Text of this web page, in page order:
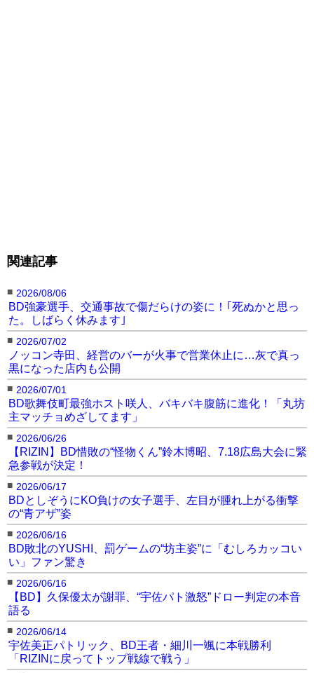
関連記事
■ 2026/08/06
BD強豪選手、交通事故で傷だらけの姿に！｢死ぬかと思っ
た。しばらく休みます｣
■ 2026/07/02
ノッコン寺田、経営のバーが火事で営業休止に…灰で真っ
黒になった店内も公開
■ 2026/07/01
BD歌舞伎町最強ホスト咲人、バキバキ腹筋に進化！「丸坊
主マッチョめざしてます」
■ 2026/06/26
【RIZIN】BD惜敗の“怪物くん”鈴木博昭、7.18広島大会に緊
急参戦が決定！
■ 2026/06/17
BDとしぞうにKO負けの女子選手、左目が腫れ上がる衝撃
の“青アザ”姿
■ 2026/06/16
BD敗北のYUSHI、罰ゲームの“坊主姿”に「むしろカッコい
い」ファン驚き
■ 2026/06/16
【BD】久保優太が謝罪、“宇佐パト激怒”ドロー判定の本音
語る
■ 2026/06/14
宇佐美正パトリック、BD王者・細川一颯に本戦勝利
「RIZINに戻ってトップ戦線で戦う」